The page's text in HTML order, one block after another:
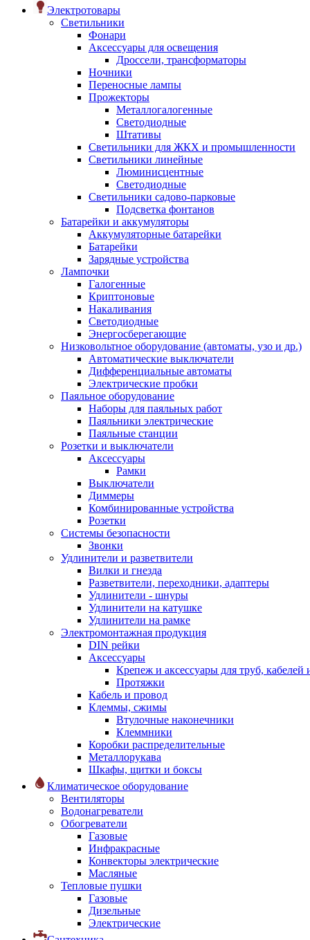
Электротовары
Светильники
Фонари
Аксессуары для освещения
Дроссели, трансформаторы
Ночники
Переносные лампы
Прожекторы
Металлогалогенные
Светодиодные
Штативы
Светильники для ЖКХ и промышленности
Светильники линейные
Люминисцентные
Светодиодные
Светильники садово-парковые
Подсветка фонтанов
Батарейки и аккумуляторы
Аккумуляторные батарейки
Батарейки
Зарядные устройства
Лампочки
Галогенные
Криптоновые
Накаливания
Светодиодные
Энергосберегающие
Низковольтное оборудование (автоматы, узо и др.)
Автоматические выключатели
Дифференциальные автоматы
Электрические пробки
Паяльное оборудование
Наборы для паяльных работ
Паяльники электрические
Паяльные станции
Розетки и выключатели
Аксессуары
Рамки
Выключатели
Диммеры
Комбинированные устройства
Розетки
Системы безопасности
Звонки
Удлинители и разветвители
Вилки и гнезда
Разветвители, переходники, адаптеры
Удлинители - шнуры
Удлинители на катушке
Удлинители на рамке
Электромонтажная продукция
DIN рейки
Аксессуары
Крепеж и аксессуары для труб, кабелей
Протяжки
Кабель и провод
Клеммы, сжимы
Втулочные наконечники
Клеммники
Коробки распределительные
Металлорукава
Шкафы, щитки и боксы
Климатическое оборудование
Вентиляторы
Водонагреватели
Обогреватели
Газовые
Инфракрасные
Конвекторы электрические
Масляные
Тепловые пушки
Газовые
Дизельные
Электрические